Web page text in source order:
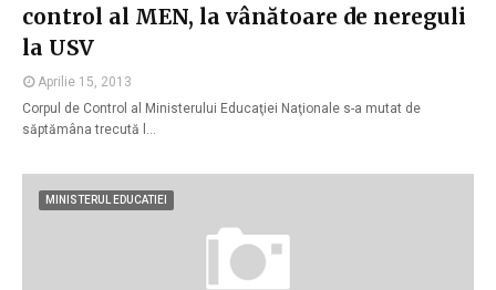
control al MEN, la vânătoare de nereguli
la USV
Aprilie 15, 2013
Corpul de Control al Ministerului Educaţiei Naţionale s-a mutat de
săptămâna trecută l…
MINISTERUL EDUCATIEI